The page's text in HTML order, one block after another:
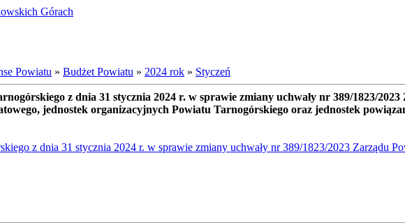
Górach
Powiatu » Budżet Powiatu » 2024 rok » Styczeń
z dnia 31 stycznia 2024 r. w sprawie zmiany uchwały nr 389/1823/
jednostek organizacyjnych Powiatu Tarnogórskiego oraz jednostek
z dnia 31 stycznia 2024 r. w sprawie zmiany uchwały nr 389/1823/2023 Zarządu